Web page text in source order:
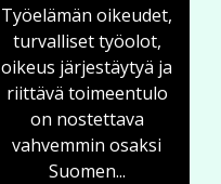
Työelämän oikeudet,
turvalliset työolot,
oikeus järjestäytyä ja
riittävä toimeentulo
on nostettava
vahvemmin osaksi
Suomen...